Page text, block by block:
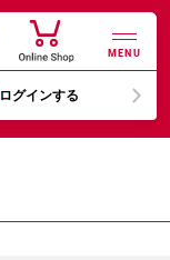
MENU
ログインする